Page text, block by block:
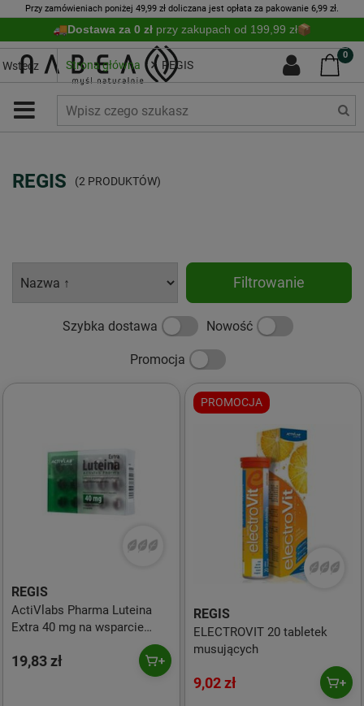
Przy zamówieniach poniżej 49,99 zł doliczana jest opłata za pakowanie 6,99 zł.
Dostawa za 0 zł przy zakupach od 199,99 zł
0
Wstecz Strona główna REGIS
REGIS (2 PRODUKTÓW)
Filtrowanie
Szybka dostawa Nowość
Promocja
REGIS
ActiVlabs Pharma Luteina
Extra 40 mg na wsparcie
19,83 zł
PROMOCJA
REGIS
ELECTROVIT 20 tabletek
musujących
9,02 zł